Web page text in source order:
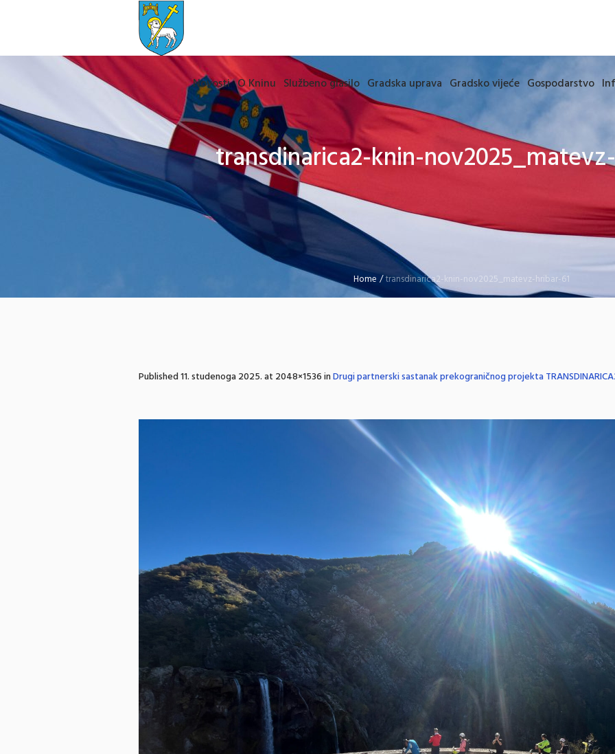
Novosti O Kninu Službeno glasilo Gradska uprava Gradsko vijeće Gospodarstvo
transdinarica2-knin-
Home /transdinarica2-knin-nov2025_matevz-hribar-61
Published11. studenoga 2025.at 2048×1536 inDrugi partnerski sastanak prekograničnog projekta